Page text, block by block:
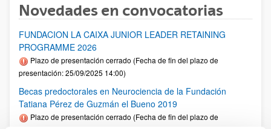
Novedades en convocatorias
FUNDACION LA CAIXA JUNIOR LEADER RETAINING
PROGRAMME 2026
Plazo de presentación cerrado (Fecha de fin del plazo de
presentación: 25/09/2025 14:00)
Becas predoctorales en Neurociencia de la Fundación
Tatiana Pérez de Guzmán el Bueno 2019
Plazo de presentación cerrado (Fecha de fin del plazo de